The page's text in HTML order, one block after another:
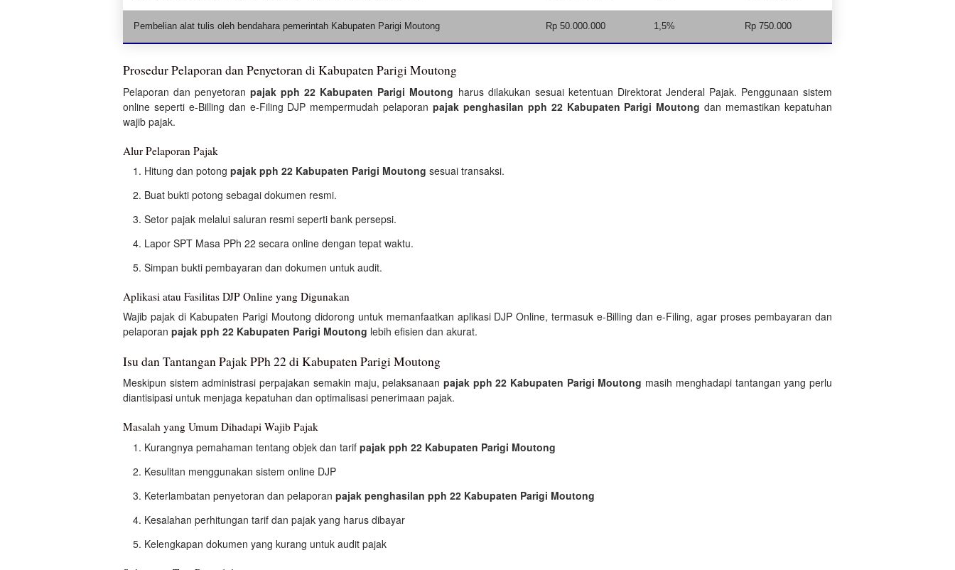
Pembelian alat tulis oleh bendahara pemerintah Kabupaten Parigi Moutong Rp 50.000.000 1,5% Rp 750.000
Prosedur Pelaporan dan Penyetoran di Kabupaten Parigi Moutong
Pelaporan dan penyetoranpajak pph 22 Kabupaten Parigi Moutong harus dilakukan sesuai ketentuan Direktorat Jenderal Pajak. Penggunaan sistem
online seperti e-Billing dan e-Filing DJP mempermudah pelaporanpajak penghasilan pph 22 Kabupaten Parigi Moutong dan memastikan kepatuhan
wajib pajak.
Alur Pelaporan Pajak
Hitung dan potong pajak pph 22 Kabupaten Parigi Moutong sesuai transaksi.
Buat bukti potong sebagai dokumen resmi.
Setor pajak melalui saluran resmi seperti bank persepsi.
Lapor SPT Masa PPh 22 secara online dengan tepat waktu.
Simpan bukti pembayaran dan dokumen untuk audit.
Aplikasi atau Fasilitas DJP Online yang Digunakan
Wajib pajak di Kabupaten Parigi Moutong didorong untuk memanfaatkan aplikasi DJP Online, termasuk e-Billing dan e-Filing, agar proses pembayaran dan
pelaporan pajak pph 22 Kabupaten Parigi Moutong lebih efisien dan akurat.
Isu dan Tantangan Pajak PPh 22 di Kabupaten Parigi Moutong
Meskipun sistem administrasi perpajakan semakin maju, pelaksanaan pajak pph 22 Kabupaten Parigi Moutong masih menghadapi tantangan yang perlu
diantisipasi untuk menjaga kepatuhan dan optimalisasi penerimaan pajak.
Masalah yang Umum Dihadapi Wajib Pajak
Kurangnya pemahaman tentang objek dan tarif pajak pph 22 Kabupaten Parigi Moutong
Kesulitan menggunakan sistem online DJP
Keterlambatan penyetoran dan pelaporan pajak penghasilan pph 22 Kabupaten Parigi Moutong
Kesalahan perhitungan tarif dan pajak yang harus dibayar
Kelengkapan dokumen yang kurang untuk audit pajak